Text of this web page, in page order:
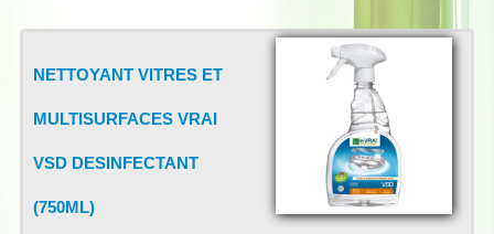
NETTOYANT VITRES ET
MULTISURFACES VRAI
VSD DESINFECTANT
(750ML)